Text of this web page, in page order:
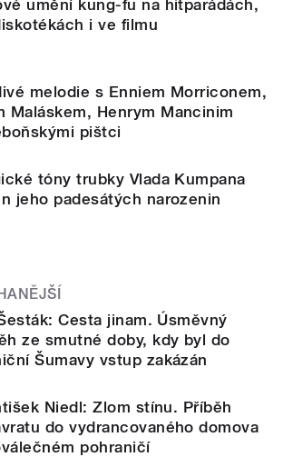
umění kung-fu na hitparádách,
i ve filmu
melodie s Enniem Morriconem,
Maláskem, Henrym Mancinim
pištci
tóny trubky Vlada Kumpana
jeho padesátých narozenin
Cesta jinam. Úsměvný
ze smutné doby, kdy byl do
Šumavy vstup zakázán
Niedl: Zlom stínu. Příběh
do vydrancovaného domova
pohraničí